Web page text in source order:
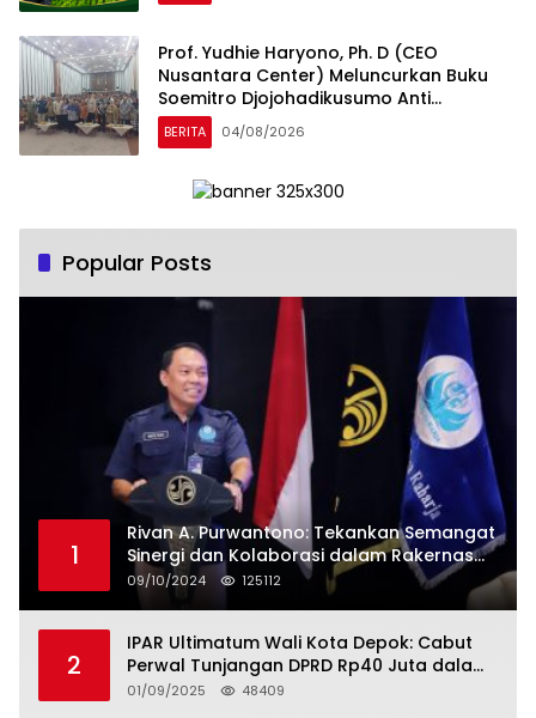
Prof. Yudhie Haryono, Ph. D (CEO
Nusantara Center) Meluncurkan Buku
Soemitro Djojohadikusumo Anti
Penjajahan yang dirangkaikan dengan
Simposium Nasional bertema “Urgensi
Nasional dan Kesejahteraan Sosial
Emas 2045”
BERITA 04/08/2026
Popular Posts
1
Rivan A. Purwantono: Tekankan Semangat
Sinergi dan Kolaborasi dalam Rakernas
Serikat Pekerja Jasa Raharja
09/10/2024 125112
2
IPAR Ultimatum Wali Kota Depok: Cabut
Perwal Tunjangan DPRD Rp40 Juta dalam
5 Hari atau Hadapi Aksi Rakyat
01/09/2025 48409